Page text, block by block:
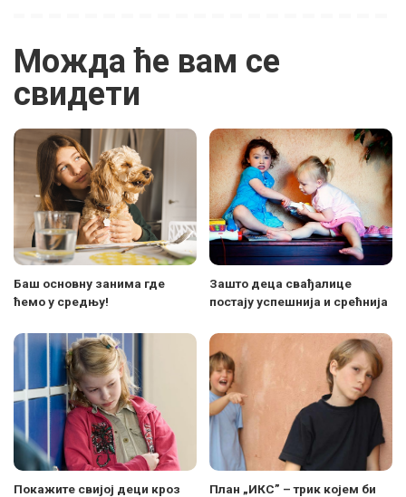
Можда ће вам се
свидети
Баш основну занима где
ћемо у средњу!
Зашто деца свађалице
постају успешнија и срећнија
Покажите свијој деци кроз
План „ИКС” – трик којем би